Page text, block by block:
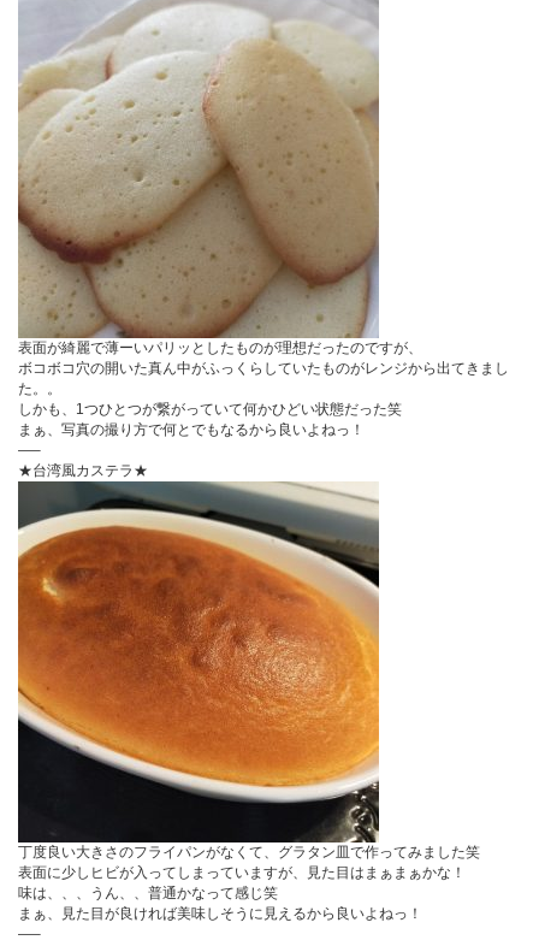
表面が綺麗で薄ーいパリッとしたものが理想だったのですが、
ボコボコ穴の開いた真ん中がふっくらしていたものがレンジから出てきまし
た。。
しかも、1つひとつが繋がっていて何かひどい状態だった笑
まぁ、写真の撮り方で何とでもなるから良いよねっ！
—–
★台湾風カステラ★
丁度良い大きさのフライパンがなくて、グラタン皿で作ってみました笑
表面に少しヒビが入ってしまっていますが、見た目はまぁまぁかな！
味は、、、うん、、普通かなって感じ笑
まぁ、見た目が良ければ美味しそうに見えるから良いよねっ！
—–